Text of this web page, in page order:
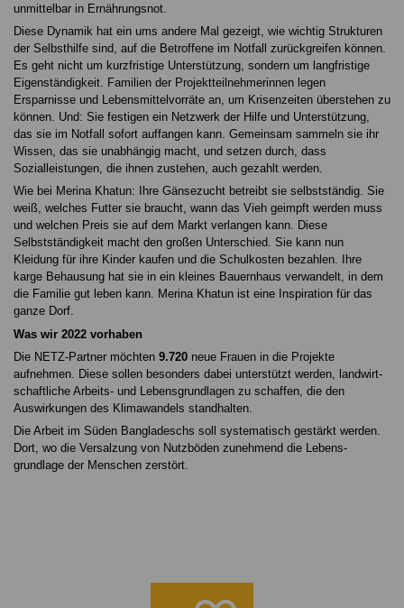
unmittelbar in Ernährungsnot.
Diese Dynamik hat ein ums andere Mal gezeigt, wie wichtig Strukturen
der Selbsthilfe sind, auf die Betroffene im Not­fall zurückgreifen können.
Es geht nicht um kurzfristige Unterstützung, sondern um langfristige
Eigenständigkeit. Familien der Projektteilnehmerinnen legen
Ersparnisse und Lebensmittelvorräte an, um Krisenzeiten überstehen zu
können. Und: Sie festigen ein Netzwerk der Hilfe und Unterstützung,
das sie im Notfall sofort auffangen kann. Gemeinsam sammeln sie ihr
Wissen, das sie unabhängig macht, und setzen durch, dass
Sozialleistungen, die ihnen zustehen, auch gezahlt werden.
Wie bei Merina Khatun: Ihre Gänsezucht betreibt sie selbst­ständig. Sie
weiß, welches Futter sie braucht, wann das Vieh geimpft werden muss
und welchen Preis sie auf dem Markt verlangen kann. Diese
Selbstständigkeit macht den gro­ßen Unterschied. Sie kann nun
Kleidung für ihre Kin­der kaufen und die Schul­kosten bezahlen. Ihre
karge Behausung hat sie in ein kleines Bauernhaus ver­wandelt, in dem
die Fami­lie gut leben kann. Merina Khatun ist eine Inspiration für das
ganze Dorf.
Was wir 2022 vorhaben
Die NETZ-Partner möchten 9.720 neue Frauen in die Projekte
aufnehmen. Diese sollen besonders dabei unterstützt werden, landwirt­
schaftliche Arbeits- und Le­bensgrundlagen zu schaffen, die den
Auswirkungen des Klimawandels standhalten.
Die Arbeit im Süden Bangladeschs soll systematisch ge­stärkt werden.
Dort, wo die Versalzung von Nutzböden zunehmend die Lebens­
grundlage der Menschen zerstört.